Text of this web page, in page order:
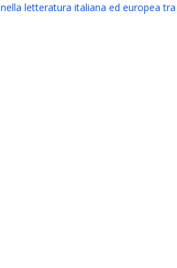
letteratura italiana ed europea